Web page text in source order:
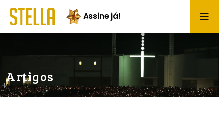
Assine já!
Artigos